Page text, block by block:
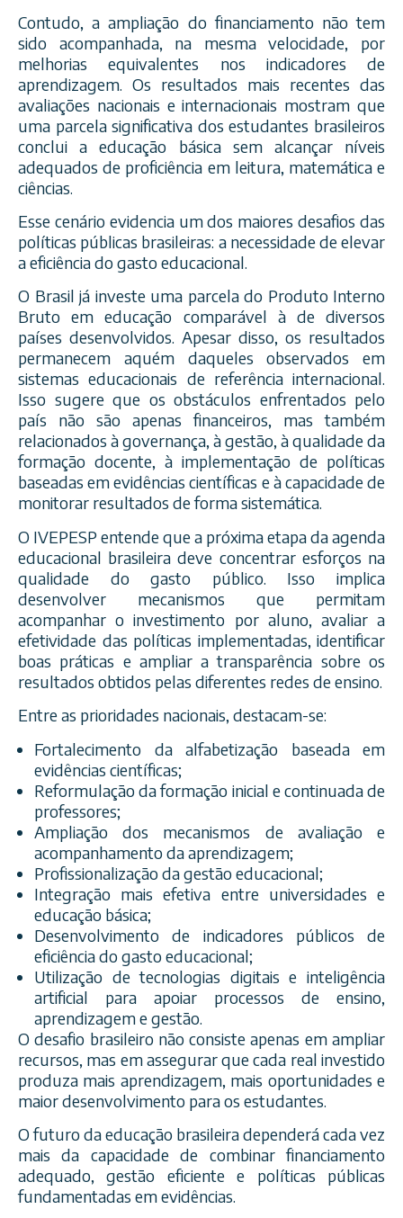
Contudo, a ampliação do financiamento não tem
sido acompanhada, na mesma velocidade, por
melhorias equivalentes nos indicadores de
aprendizagem. Os resultados mais recentes das
avaliações nacionais e internacionais mostram que
uma parcela significativa dos estudantes brasileiros
conclui a educação básica sem alcançar níveis
adequados de proficiência em leitura, matemática e
ciências.
Esse cenário evidencia um dos maiores desafios das
políticas públicas brasileiras: a necessidade de elevar
a eficiência do gasto educacional.
O Brasil já investe uma parcela do Produto Interno
Bruto em educação comparável à de diversos
países desenvolvidos. Apesar disso, os resultados
permanecem aquém daqueles observados em
sistemas educacionais de referência internacional.
Isso sugere que os obstáculos enfrentados pelo
país não são apenas financeiros, mas também
relacionados à governança, à gestão, à qualidade da
formação docente, à implementação de políticas
baseadas em evidências científicas e à capacidade de
monitorar resultados de forma sistemática.
O IVEPESP entende que a próxima etapa da agenda
educacional brasileira deve concentrar esforços na
qualidade do gasto público. Isso implica
desenvolver mecanismos que permitam
acompanhar o investimento por aluno, avaliar a
efetividade das políticas implementadas, identificar
boas práticas e ampliar a transparência sobre os
resultados obtidos pelas diferentes redes de ensino.
Entre as prioridades nacionais, destacam-se:
Fortalecimento da alfabetização baseada em
evidências científicas;
Reformulação da formação inicial e continuada de
professores;
Ampliação dos mecanismos de avaliação e
acompanhamento da aprendizagem;
Profissionalização da gestão educacional;
Integração mais efetiva entre universidades e
educação básica;
Desenvolvimento de indicadores públicos de
eficiência do gasto educacional;
Utilização de tecnologias digitais e inteligência
artificial para apoiar processos de ensino,
aprendizagem e gestão.
O desafio brasileiro não consiste apenas em ampliar
recursos, mas em assegurar que cada real investido
produza mais aprendizagem, mais oportunidades e
maior desenvolvimento para os estudantes.
O futuro da educação brasileira dependerá cada vez
mais da capacidade de combinar financiamento
adequado, gestão eficiente e políticas públicas
fundamentadas em evidências.